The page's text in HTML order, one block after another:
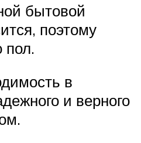
бытовой
поэтому
пол.
в
и верного